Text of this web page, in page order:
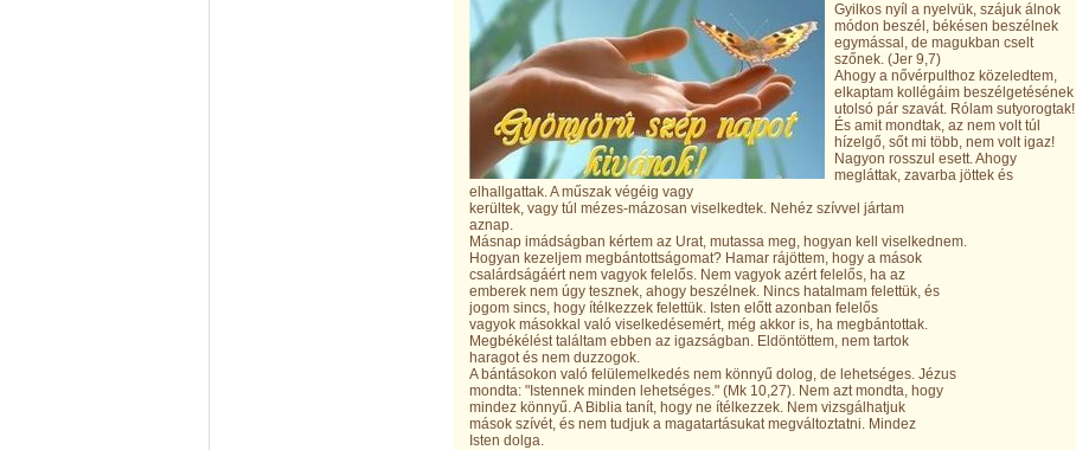
Gyilkos nyíl a nyelvük, szájuk álnok
módon beszél, békésen beszélnek
egymással, de magukban cselt
szőnek. (Jer 9,7)
Ahogy a nővérpulthoz közeledtem,
elkaptam kollégáim beszélgetésének
utolsó pár szavát. Rólam sutyorogtak!
És amit mondtak, az nem volt túl
hízelgő, sőt mi több, nem volt igaz!
Nagyon rosszul esett. Ahogy
megláttak, zavarba jöttek és
elhallgattak. A műszak végéig vagy
kerültek, vagy túl mézes-mázosan viselkedtek. Nehéz szívvel jártam
aznap.
Másnap imádságban kértem az Urat, mutassa meg, hogyan kell viselkednem.
Hogyan kezeljem megbántottságomat? Hamar rájöttem, hogy a mások
csalárdságáért nem vagyok felelős. Nem vagyok azért felelős, ha az
emberek nem úgy tesznek, ahogy beszélnek. Nincs hatalmam felettük, és
jogom sincs, hogy ítélkezzek felettük. Isten előtt azonban felelős
vagyok másokkal való viselkedésemért, még akkor is, ha megbántottak.
Megbékélést találtam ebben az igazságban. Eldöntöttem, nem tartok
haragot és nem duzzogok.
A bántásokon való felülemelkedés nem könnyű dolog, de lehetséges. Jézus
mondta: "Istennek minden lehetséges." (Mk 10,27). Nem azt mondta, hogy
mindez könnyű. A Biblia tanít, hogy ne ítélkezzek. Nem vizsgálhatjuk
mások szívét, és nem tudjuk a magatartásukat megváltoztatni. Mindez
Isten dolga.